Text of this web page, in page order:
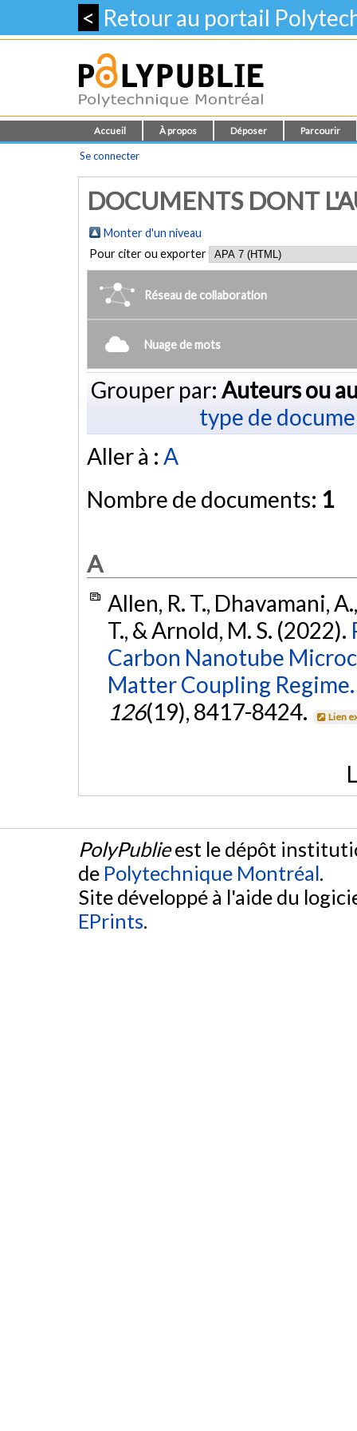
< Retour au portail
Accueil À propos Déposer Parcourir
Se connecter
DOCUMENTS DONT
Monter d'un niveau
Pour citer ou exporter
Réseau de collaboration
Nuage de mots
Grouper par: Auteurs ou
type de
Aller à : A
Nombre de documents: 1
A
Allen, R. T., Dhavamani,
T., & Arnold, M. S. (2022).
Carbon Nanotube
Matter Coupling Regime.
126(19), 8417-8424. Lien
PolyPublieest le dépôt
de Polytechnique Montréal.
Site développé à l'aide du
EPrints.